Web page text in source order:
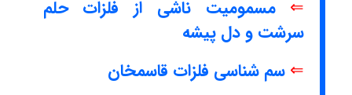
⇐مسمومیت ناشی از فلزات حلم
سرشت و دل پیشه
⇐ سم شناسی فلزات قاسمخان